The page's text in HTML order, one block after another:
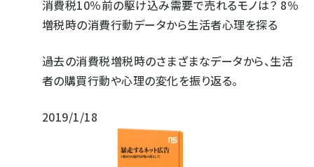
消費税10％前の駆け込み需要で売れるモノは？ 8％
増税時の消費行動データから生活者心理を探る
過去の消費税増税時のさまざまなデータから、生活
者の購買行動や心理の変化を振り返る。
2019/1/18